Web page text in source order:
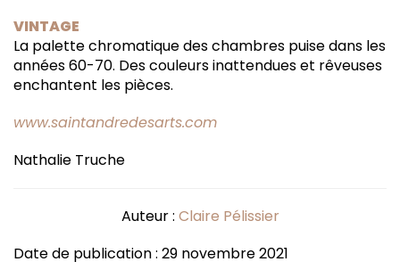
VINTAGE
La palette chromatique des chambres puise dans les
années 60-70. Des couleurs inattendues et rêveuses
enchantent les pièces.
www.saintandredesarts.com
Nathalie Truche
Auteur : Claire Pélissier
Date de publication : 29 novembre 2021